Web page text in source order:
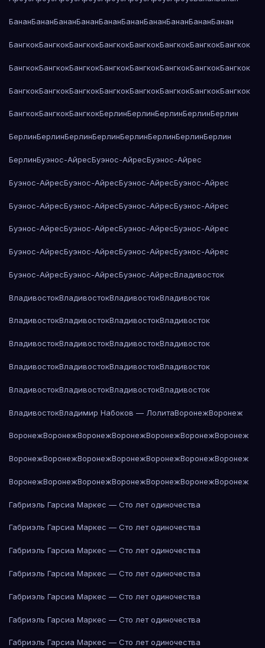
БананБананБананБананБананБананБананБананБананБанан
БангкокБангкокБангкокБангкокБангкокБангкокБангкокБангкок
БангкокБангкокБангкокБангкокБангкокБангкокБангкокБангкок
БангкокБангкокБангкокБангкокБангкокБангкокБангкокБангкок
БангкокБангкокБангкокБерлинБерлинБерлинБерлинБерлин
БерлинБерлинБерлинБерлинБерлинБерлинБерлинБерлин
БерлинБуэнос-АйресБуэнос-АйресБуэнос-Айрес
Буэнос-АйресБуэнос-АйресБуэнос-АйресБуэнос-Айрес
Буэнос-АйресБуэнос-АйресБуэнос-АйресБуэнос-Айрес
Буэнос-АйресБуэнос-АйресБуэнос-АйресБуэнос-Айрес
Буэнос-АйресБуэнос-АйресБуэнос-АйресБуэнос-Айрес
Буэнос-АйресБуэнос-АйресБуэнос-АйресВладивосток
ВладивостокВладивостокВладивостокВладивосток
ВладивостокВладивостокВладивостокВладивосток
ВладивостокВладивостокВладивостокВладивосток
ВладивостокВладивостокВладивостокВладивосток
ВладивостокВладивостокВладивостокВладивосток
ВладивостокВладимир Набоков — ЛолитаВоронежВоронеж
ВоронежВоронежВоронежВоронежВоронежВоронежВоронеж
ВоронежВоронежВоронежВоронежВоронежВоронежВоронеж
ВоронежВоронежВоронежВоронежВоронежВоронежВоронеж
Габриэль Гарсиа Маркес — Сто лет одиночества
Габриэль Гарсиа Маркес — Сто лет одиночества
Габриэль Гарсиа Маркес — Сто лет одиночества
Габриэль Гарсиа Маркес — Сто лет одиночества
Габриэль Гарсиа Маркес — Сто лет одиночества
Габриэль Гарсиа Маркес — Сто лет одиночества
Габриэль Гарсиа Маркес — Сто лет одиночества